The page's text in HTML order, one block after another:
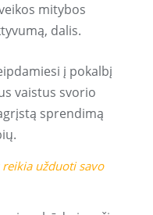
mitybos
dalis.
į pokalbį
vaistus svorio
sprendimą
užduoti savo